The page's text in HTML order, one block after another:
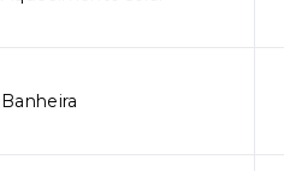
Banheira